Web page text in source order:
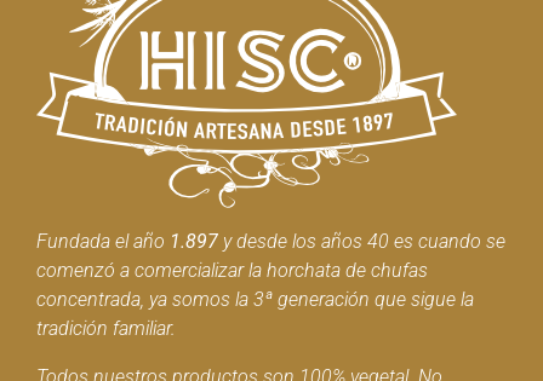
Fundada el año 1.897y desde los años 40 es cuando se
comenzó a comercializar la horchata de chufas
concentrada, ya somos la 3ª generación que sigue la
tradición familiar.